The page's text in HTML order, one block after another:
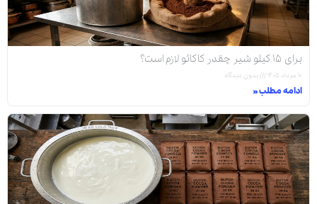
برای ۱۵ کیلو شیر چقدر کاکائو لازم است؟
۱۰ مرداد ۱۴۰۵ بدون دیدگاه
ادامه مطلب »